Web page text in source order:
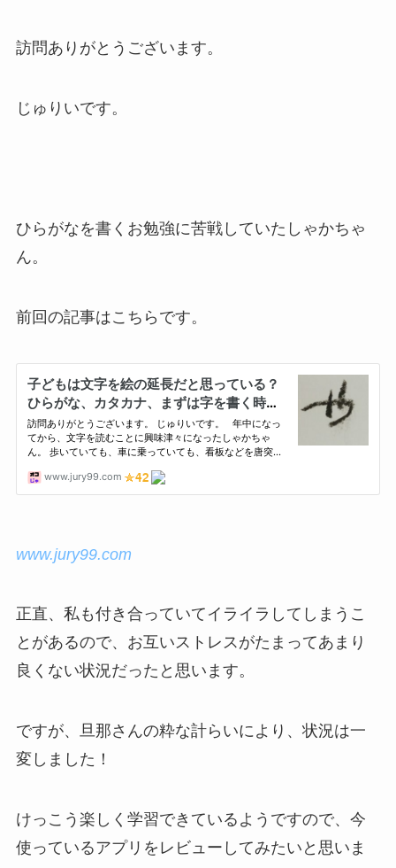
訪問ありがとうございます。
じゅりいです。
ひらがなを書くお勉強に苦戦していたしゃかちゃ
ん。
前回の記事はこちらです。
www.jury99.com
正直、私も付き合っていてイライラしてしまうこ
とがあるので、お互いストレスがたまってあまり
良くない状況だったと思います。
ですが、旦那さんの粋な計らいにより、状況は一
変しました！
けっこう楽しく学習できているようですので、今
使っているアプリをレビューしてみたいと思いま